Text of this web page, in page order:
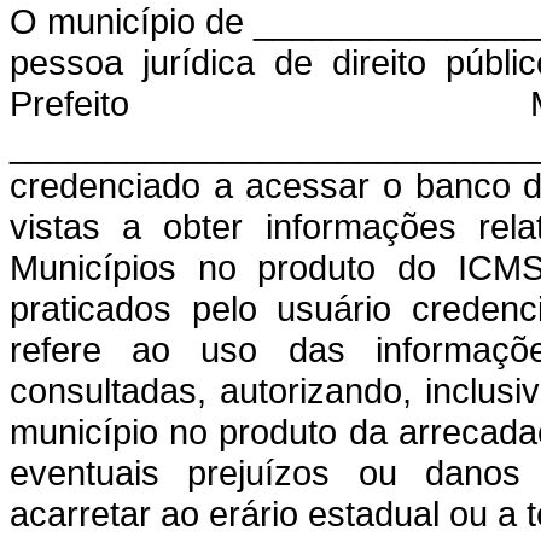
O município de
pessoajurídica de direito
Prefeito
credenciado a acessar o banco
vistas a obter informações
Municípios no produto do
praticados pelo usuário
refere ao uso das
consultadas, autorizando,
município no produto da
eventuais prejuízos ou
acarretar ao erário estadual ou a